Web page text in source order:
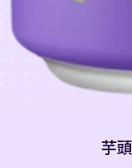
芋